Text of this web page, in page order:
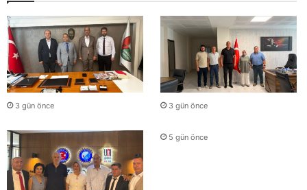
3 gün önce 3 gün önce
5 gün önce